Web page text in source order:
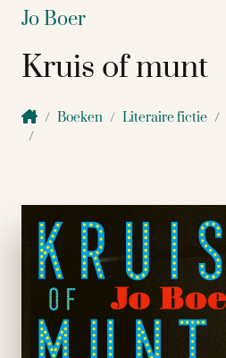
Jo Boer
Kruis of munt
Boeken Literaire fictie